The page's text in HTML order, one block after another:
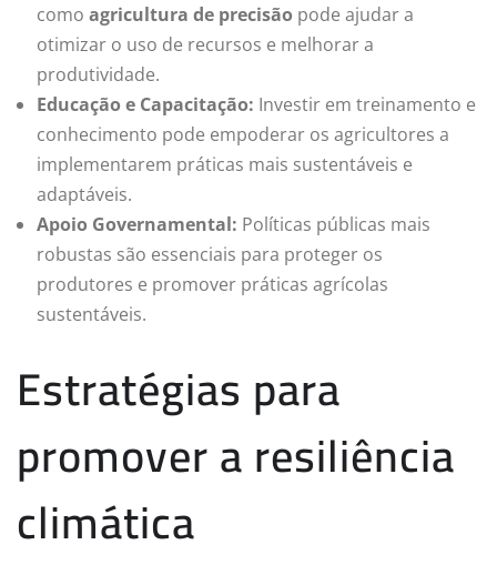
como agricultura de precisão pode ajudar a
otimizar o uso de recursos e melhorar a
produtividade.
Educação e Capacitação: Investir em treinamento e
conhecimento pode empoderar os agricultores a
implementarem práticas mais sustentáveis e
adaptáveis.
Apoio Governamental: Políticas públicas mais
robustas são essenciais para proteger os
produtores e promover práticas agrícolas
sustentáveis.
Estratégias para
promover a resiliência
climática